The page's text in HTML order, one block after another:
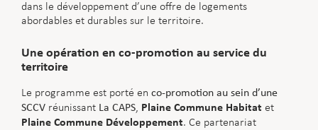
dans le développement d’une offre de logements
abordables et durables sur le territoire.
Une opération en co-promotion au service du
territoire
Le programme est porté en co-promotion au sein d’une
SCCV réunissant La CAPS, Plaine Commune Habitat et
Plaine Commune Développement. Ce partenariat